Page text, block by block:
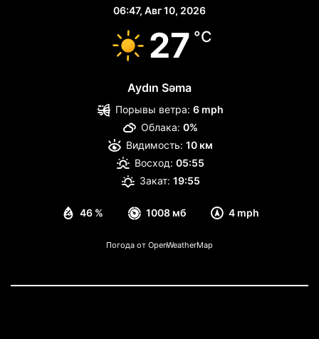
06:47, Авг 10, 2026
27 °C
Aydın Səma
46 % 1008 мб 4 mph
Порывы ветра: 6 mph
Облака: 0%
Видимость: 10 км
Восход: 05:55
Закат: 19:55
Погода от OpenWeatherMap